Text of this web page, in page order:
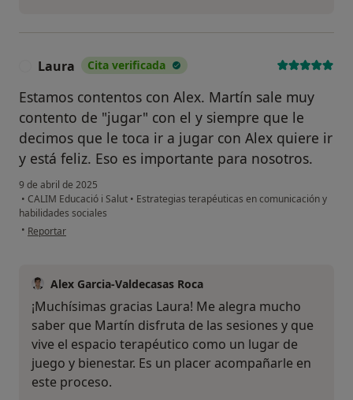
Laura Cita verificada
Estamos contentos con Alex. Martín sale muy
contento de "jugar" con el y siempre que le
decimos que le toca ir a jugar con Alex quiere ir
y está feliz. Eso es importante para nosotros.
9 de abril de 2025
• CALIM Educació i Salut • Estrategias terapéuticas en comunicación y
habilidades sociales
• en opinión del usuario Laura
Reportar
Alex Garcia-Valdecasas Roca
¡Muchísimas gracias Laura! Me alegra mucho
saber que Martín disfruta de las sesiones y que
vive el espacio terapéutico como un lugar de
juego y bienestar. Es un placer acompañarle en
este proceso.